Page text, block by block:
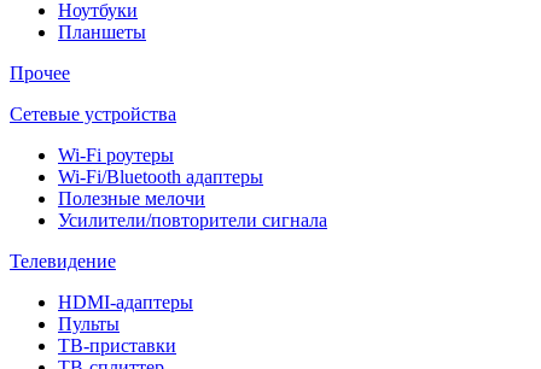
Ноутбуки
Планшеты
Прочее
Сетевые устройства
Wi-Fi роутеры
Wi-Fi/Bluetooth адаптеры
Полезные мелочи
Усилители/повторители сигнала
Телевидение
HDMI-адаптеры
Пульты
ТВ-приставки